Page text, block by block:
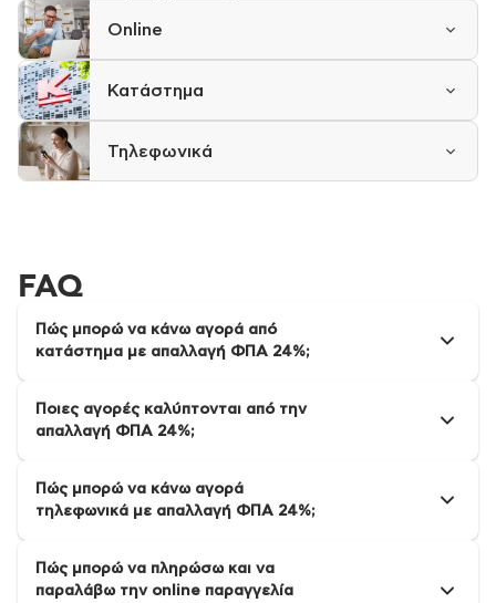
Online
Κατάστημα
Τηλεφωνικά
FAQ
Πώς μπορώ να κάνω αγορά από
κατάστημα με απαλλαγή ΦΠΑ 24%;
Ποιες αγορές καλύπτονται από την
απαλλαγή ΦΠΑ 24%;
Πώς μπορώ να κάνω αγορά
τηλεφωνικά με απαλλαγή ΦΠΑ 24%;
Πώς μπορώ να πληρώσω και να
παραλάβω την online παραγγελία